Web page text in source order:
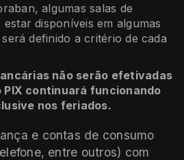
algumas salas de
disponíveis em algumas
definido a critério de cada
não serão efetivadas
PIX continuará funcionando
nos feriados.
e contas de consumo
entre outros) com